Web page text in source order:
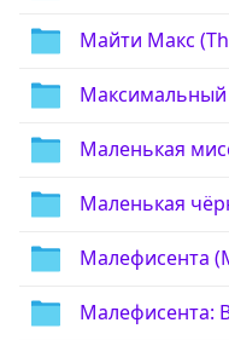
Майти Макс
Максимальный
Маленькая
Маленькая
Малефисента
Малефисента: